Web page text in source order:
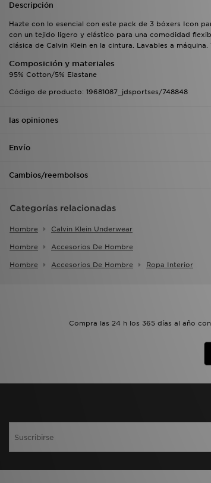
Descripción
Hazte con lo esencial con este pack de 3 bóxers Icon
con un tejido ligero y elástico para una comodidad
clásica de Calvin Klein en la cintura. Lavables a
Composición y materiales
95% Cotton/5% Elastane
Código de producto: 19681087_jdsportses/748848
las opiniones
Envío
Cambios/reembolsos
Categorías relacionadas
Hombre Calvin Klein Underwear
Hombre Accesorios De Hombre
Hombre Accesorios De Hombre Ropa Interior
Compra las 24 h los 365 días al año